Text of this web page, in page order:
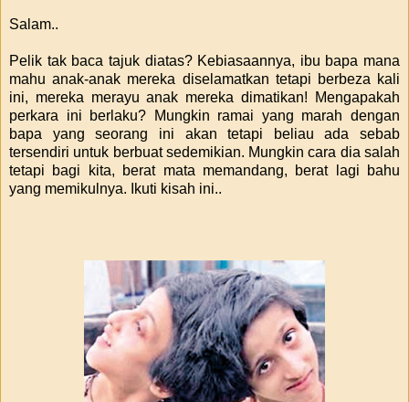
Salam..
Pelik tak baca tajuk diatas? Kebiasaannya, ibu bapa mana
mahu anak-anak mereka diselamatkan tetapi berbeza kali
ini, mereka merayu anak mereka dimatikan! Mengapakah
perkara ini berlaku? Mungkin ramai yang marah dengan
bapa yang seorang ini akan tetapi beliau ada sebab
tersendiri untuk berbuat sedemikian. Mungkin cara dia salah
tetapi bagi kita, berat mata memandang, berat lagi bahu
yang memikulnya. Ikuti kisah ini..